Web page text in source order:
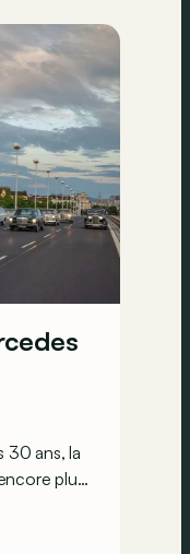
30 ans, la
plus